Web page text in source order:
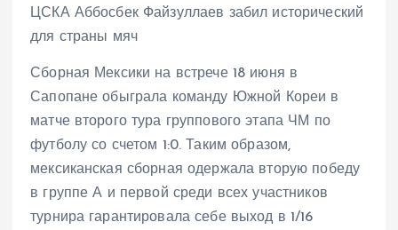
ЦСКА Аббосбек Файзуллаев забил исторический
для страны мяч
Сборная Мексики на встрече 18 июня в
Сапопане обыграла команду Южной Кореи в
матче второго тура группового этапа ЧМ по
футболу со счетом 1:0. Таким образом,
мексиканская сборная одержала вторую победу
в группе А и первой среди всех участников
турнира гарантировала себе выход в 1/16